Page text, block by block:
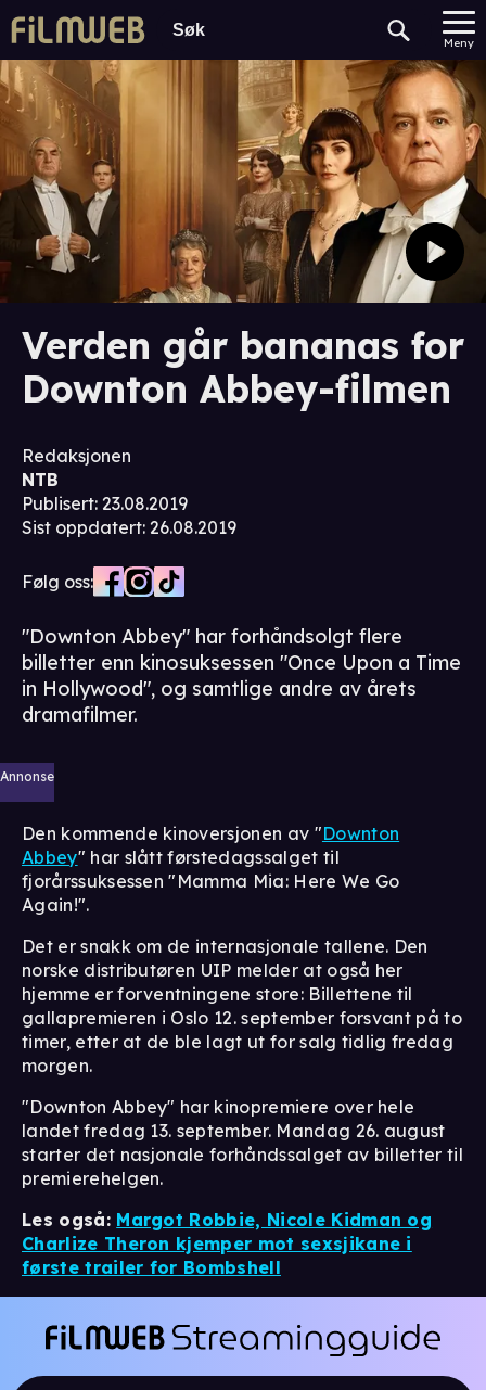
Meny
Verden går bananas for
Downton Abbey-filmen
Redaksjonen
NTB
Publisert: 23.08.2019
Sist oppdatert: 26.08.2019
Følg oss:
"Downton Abbey" har forhåndsolgt flere
billetter enn kinosuksessen "Once Upon a Time
in Hollywood", og samtlige andre av årets
dramafilmer.
Annonse
Den kommende kinoversjonen av "Downton
Abbey" har slått førstedagssalget til
fjorårssuksessen "Mamma Mia: Here We Go
Again!".
Det er snakk om de internasjonale tallene. Den
norske distributøren UIP melder at også her
hjemme er forventningene store: Billettene til
gallapremieren i Oslo 12. september forsvant på to
timer, etter at de ble lagt ut for salg tidlig fredag
morgen.
"Downton Abbey" har kinopremiere over hele
landet fredag 13. september. Mandag 26. august
starter det nasjonale forhåndssalget av billetter til
premierehelgen.
Les også: Margot Robbie, Nicole Kidman og
Charlize Theron kjemper mot sexsjikane i
første trailer for Bombshell